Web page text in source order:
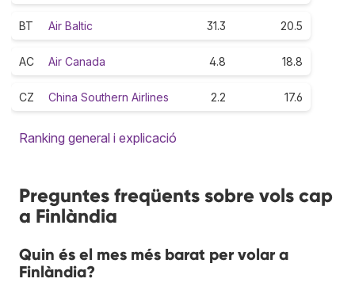
BT Air Baltic 31.3 20.5
AC Air Canada 4.8 18.8
CZ China Southern Airlines 2.2 17.6
Ranking general i explicació
Preguntes freqüents sobre vols cap
a Finlàndia
Quin és el mes més barat per volar a
Finlàndia?